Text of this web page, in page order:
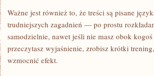
Ważne jest również to, że treści są pisane
trudniejszych zagadnień — po prostu
samodzielnie, nawet jeśli nie masz obok
przeczytasz wyjaśnienie, zrobisz krótki
wzmocnić efekt.